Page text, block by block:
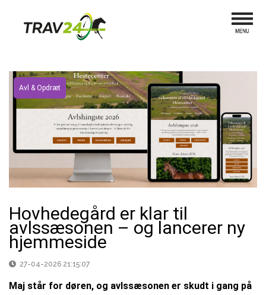
Avl & Opdræt
Hovhedegård er klar til
avlssæsonen – og lancerer ny
hjemmeside
27-04-2026 21:15:07
Maj står for døren, og avlssæsonen er skudt i gang på